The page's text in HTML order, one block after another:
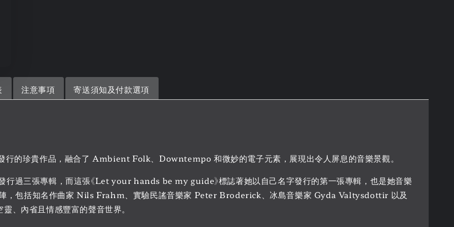
注意事項 寄送須知及付款選項
的珍貴作品，融合了 Ambient Folk、Downtempo 和微妙的電子元素，展現出令人屏息的音樂景觀。
過三張專輯，而這張《Let your hands be my guide》標誌著她以自己名字發行的第一張專輯，也是她音樂
，包括知名作曲家 Nils Frahm、實驗民謠音樂家 Peter Broderick、冰島音樂家 Gyda Valtysdottir 以及
、內省且情感豐富的聲音世界。